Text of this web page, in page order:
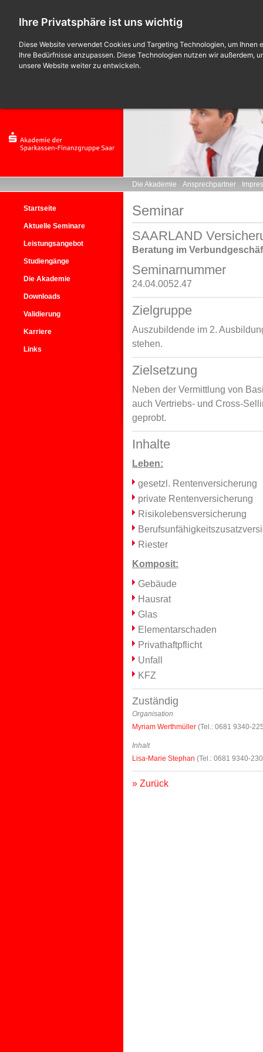
Ihre Privatsphäre ist uns wichtig
Diese Website verwendet Cookies und Targeting Technologien, um
Ihre Bedürfnisse anzupassen. Diese Technologien nutzen wir außerdem,
unsere Website weiter zu entwickeln.
Die Akademie Ansprechpartner
Startseite
Aktuelle Seminare
Leistungsangebot
Studiengänge
Die Akademie
Downloads
Validierung
Karriere
Links
Seminar
SAARLAND
Beratung im
Seminarnummer
24.04.0052.47
Zielgruppe
Auszubildende im 2.
stehen.
Zielsetzung
Neben der Vermittlung von
auch Vertriebs- und Cross-
geprobt.
Inhalte
Leben:
gesetzl. Rentenversicherung
private Rentenversicherung
Risikolebensversicherung
Riester
Komposit:
Gebäude
Hausrat
Glas
Elementarschaden
Privathaftpflicht
Unfall
KFZ
Zuständig
Organisation
Myriam Werthmüller (Tel.: 0681 9340-
Inhalt
Lisa-Marie Stephan (Tel.: 0681 9340-
» Zurück